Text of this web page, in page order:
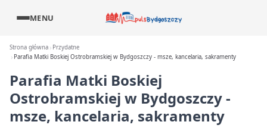
MENU
Strona główna
Przydatne
Parafia Matki Boskiej Ostrobramskiej w Bydgoszczy - msze, kancelaria, sakramenty
Parafia Matki Boskiej
Ostrobramskiej w Bydgoszczy -
msze, kancelaria, sakramenty